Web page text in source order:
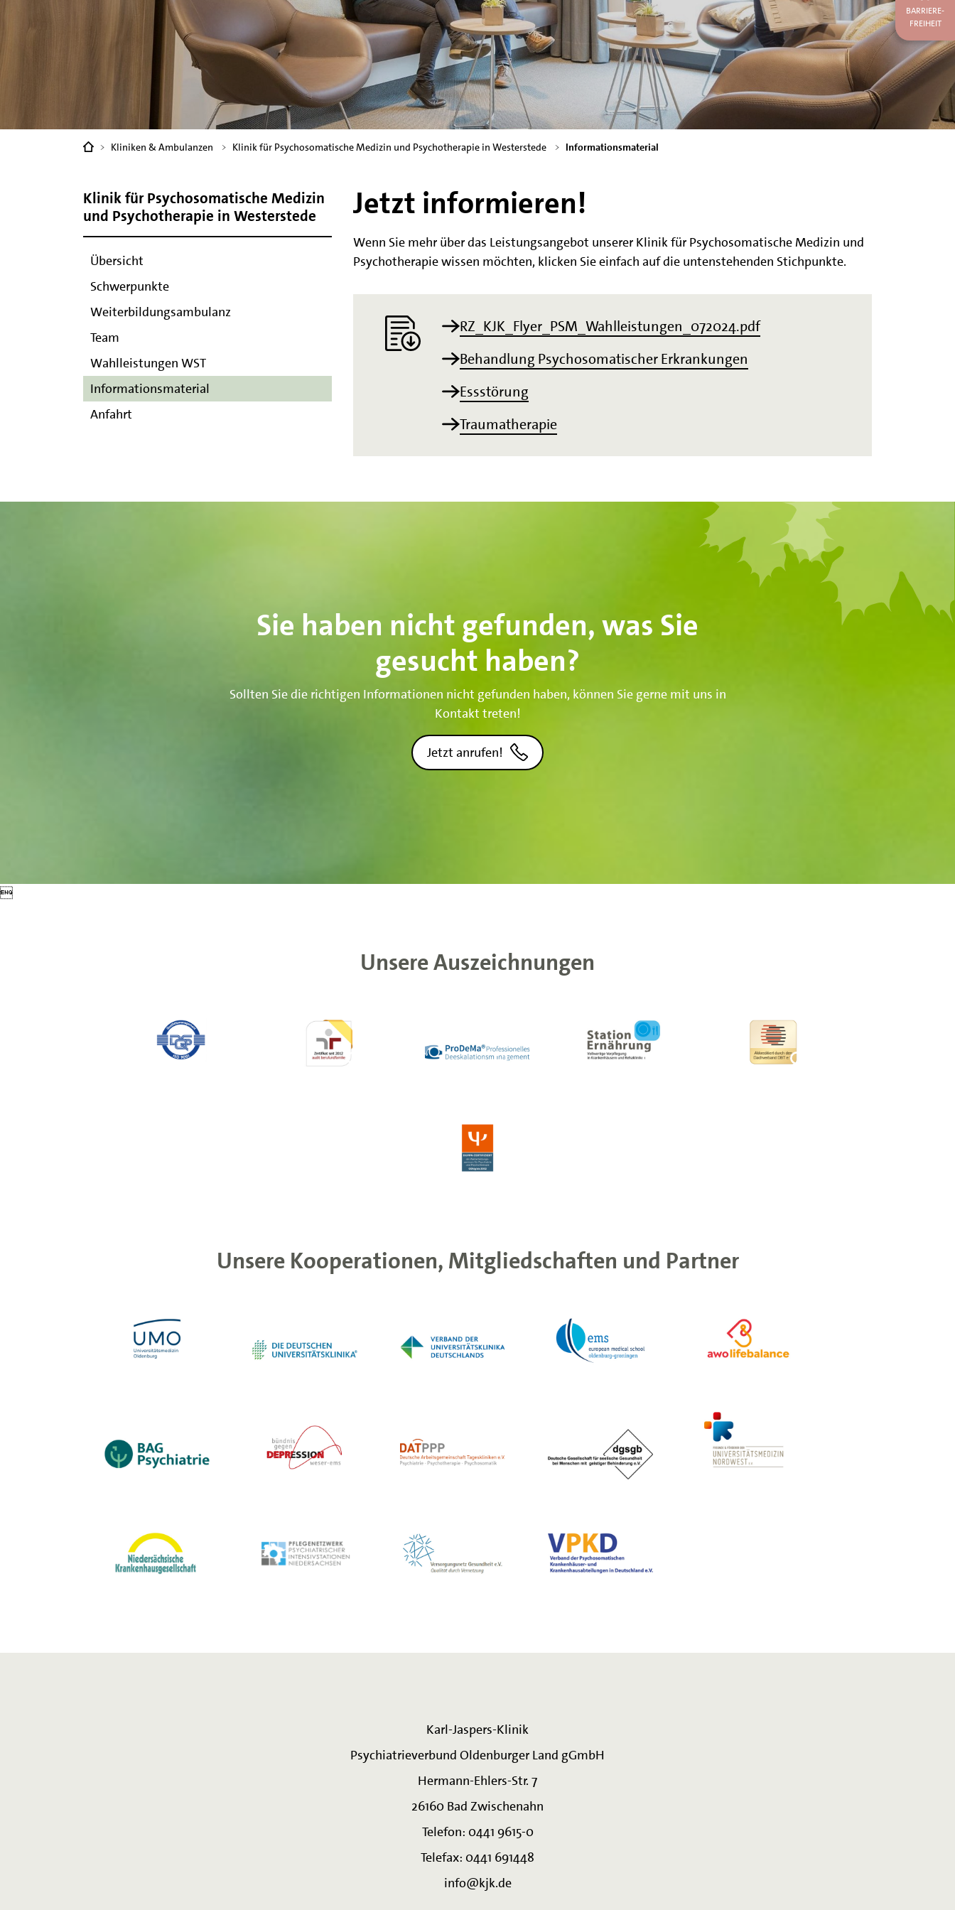
Sie
sind
Kliniken & Ambulanzen Klinik für Psychosomatische Medizin und Psychotherapie in Westerstede Informationsmaterial
Klinik für Psychosomatische Medizin
und Psychotherapie in Westerstede
Übersicht
Schwerpunkte
Weiterbildungsambulanz
Team
Wahlleistungen WST
Informationsmaterial
Anfahrt
Jetzt informieren!
Wenn Sie mehr über das Leistungsangebot unserer Klinik für Psychosomatische Medizin und
Psychotherapie wissen möchten, klicken Sie einfach auf die untenstehenden Stichpunkte.
RZ_KJK_Flyer_PSM_Wahlleistungen_072024.pdf
Behandlung Psychosomatischer Erkrankungen
Essstörung
Traumatherapie
Sie haben nicht gefunden, was Sie
gesucht haben?
Sollten Sie die richtigen Informationen nicht gefunden haben, können Sie gerne mit uns in
Kontakt treten!
Jetzt anrufen!

Unsere Auszeichnungen
Unsere Kooperationen, Mitgliedschaften und Partner
Karl-Jaspers-Klinik
Psychiatrieverbund Oldenburger Land gGmbH
Hermann-Ehlers-Str. 7
26160 Bad Zwischenahn
Telefon: 0441 9615-0
Telefax: 0441 691448
info@kjk.de
BARRIERE-
FREIHEIT